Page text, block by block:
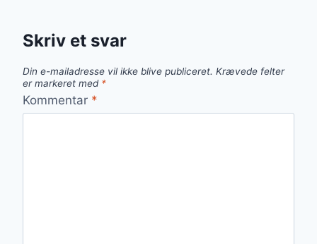
Skriv et svar
Din e-mailadresse vil ikke blive publiceret. Krævede felter
er markeret med *
Kommentar *